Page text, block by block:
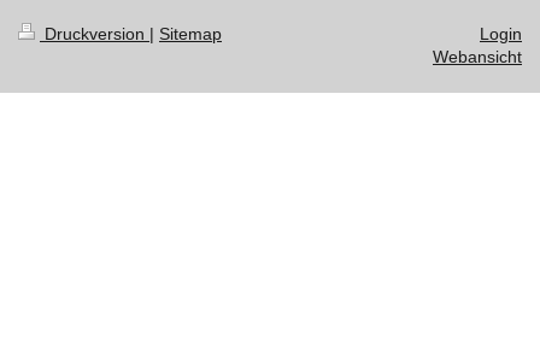
Druckversion | Sitemap
Login
Webansicht